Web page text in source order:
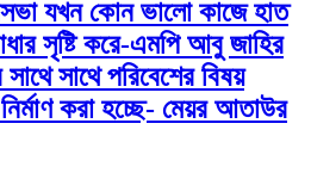
যখন কোন ভালো কাজে হাত
সৃষ্টি করে-এমপি আবু জাহির
সাথে পরিবেশের বিষয়
নির্মাণ করা হচ্ছে- মেয়র আতাউর